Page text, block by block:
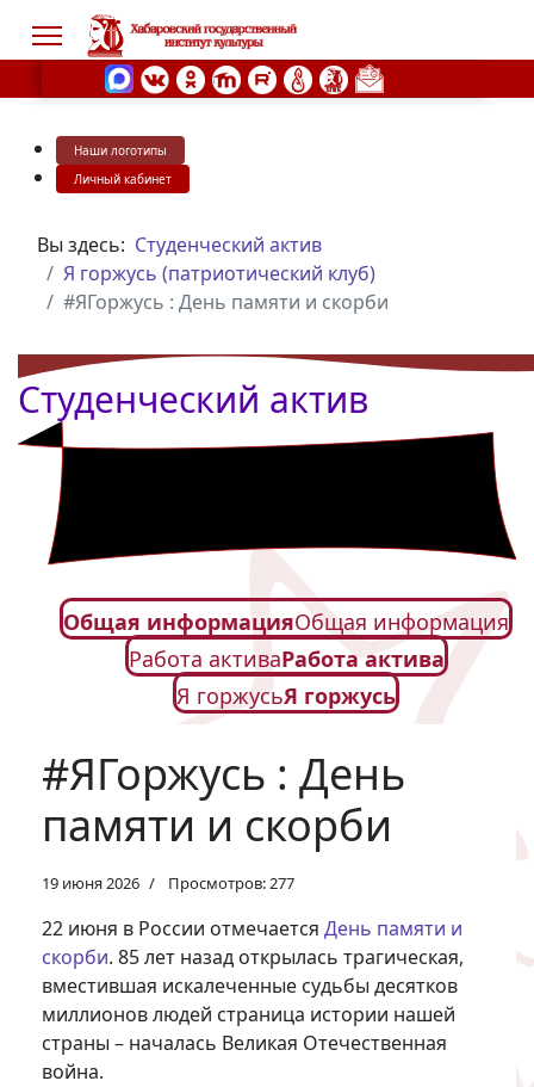
Наши логотипы
Личный кабинет
Вы здесь: Студенческий актив
Я горжусь (патриотический клуб)
#ЯГоржусь : День памяти и скорби
Студенческий актив
Общая информацияОбщая информация
Работа активаРабота актива
Я горжусьЯ горжусь
#ЯГоржусь : День
памяти и скорби
19 июня 2026 Просмотров: 277
22 июня в России отмечается День памяти и
скорби. 85 лет назад открылась трагическая,
вместившая искалеченные судьбы десятков
миллионов людей страница истории нашей
страны – началась Великая Отечественная
война.